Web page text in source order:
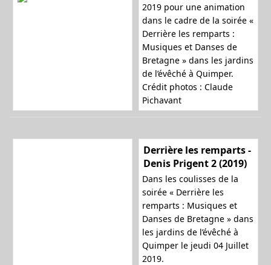
2019 pour une animation
dans le cadre de la soirée «
Derrière les remparts :
Musiques et Danses de
Bretagne » dans les jardins
de l’évêché à Quimper.
Crédit photos : Claude
Pichavant
Derrière les remparts -
Denis Prigent 2 (2019)
Dans les coulisses de la
soirée « Derrière les
remparts : Musiques et
Danses de Bretagne » dans
les jardins de l’évêché à
Quimper le jeudi 04 Juillet
2019.